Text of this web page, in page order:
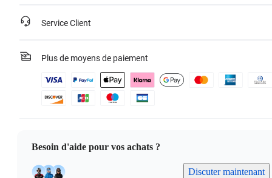
Service Client
Plus de moyens de paiement
Besoin d'aide pour vos achats ?
Discuter maintenant